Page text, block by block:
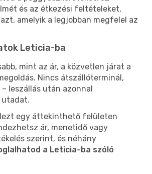
és az étkezési feltételeket,
amelyik a legjobban megfelel az
Leticia-ba
mint az ár, a közvetlen járat a
Nincs átszállóterminál,
leszállás után azonnal
egy áttekinthető felületen
ár, menetidő vagy
szerint, és néhány
a Leticia-ba szóló